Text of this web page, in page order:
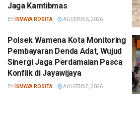
Jaga Kamtibmas
BY ISMAYA ROSITA AGUSTUS 6, 2026
Polsek Wamena Kota Monitoring
Pembayaran Denda Adat, Wujud
Sinergi Jaga Perdamaian Pasca
Konflik di Jayawijaya
BY ISMAYA ROSITA AGUSTUS 5, 2026